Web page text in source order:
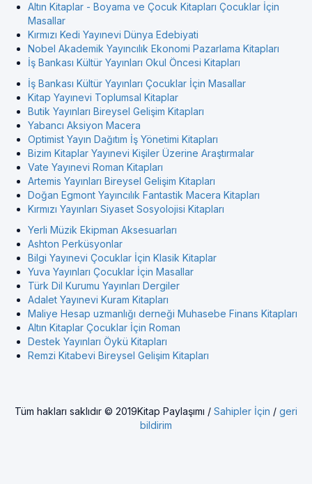
Altın Kitaplar - Boyama ve Çocuk Kitapları Çocuklar İçin
Masallar
Kırmızı Kedi Yayınevi Dünya Edebiyati
Nobel Akademik Yayıncılık Ekonomi Pazarlama Kitapları
İş Bankası Kültür Yayınları Okul Öncesi Kitapları
İş Bankası Kültür Yayınları Çocuklar İçin Masallar
Kitap Yayınevi Toplumsal Kitaplar
Butik Yayınları Bireysel Gelişim Kitapları
Yabancı Aksiyon Macera
Optimist Yayın Dağıtım İş Yönetimi Kitapları
Bizim Kitaplar Yayınevi Kişiler Üzerine Araştırmalar
Vate Yayınevi Roman Kitapları
Artemis Yayınları Bireysel Gelişim Kitapları
Doğan Egmont Yayıncılık Fantastik Macera Kitapları
Kırmızı Yayınları Siyaset Sosyolojisi Kitapları
Yerli Müzik Ekipman Aksesuarları
Ashton Perküsyonlar
Bilgi Yayınevi Çocuklar İçin Klasik Kitaplar
Yuva Yayınları Çocuklar İçin Masallar
Türk Dil Kurumu Yayınları Dergiler
Adalet Yayınevi Kuram Kitapları
Maliye Hesap uzmanlığı derneği Muhasebe Finans Kitapları
Altın Kitaplar Çocuklar İçin Roman
Destek Yayınları Öykü Kitapları
Remzi Kitabevi Bireysel Gelişim Kitapları
Tüm hakları saklıdır © 2019Kitap Paylaşımı / Sahipler İçin / geri
bildirim